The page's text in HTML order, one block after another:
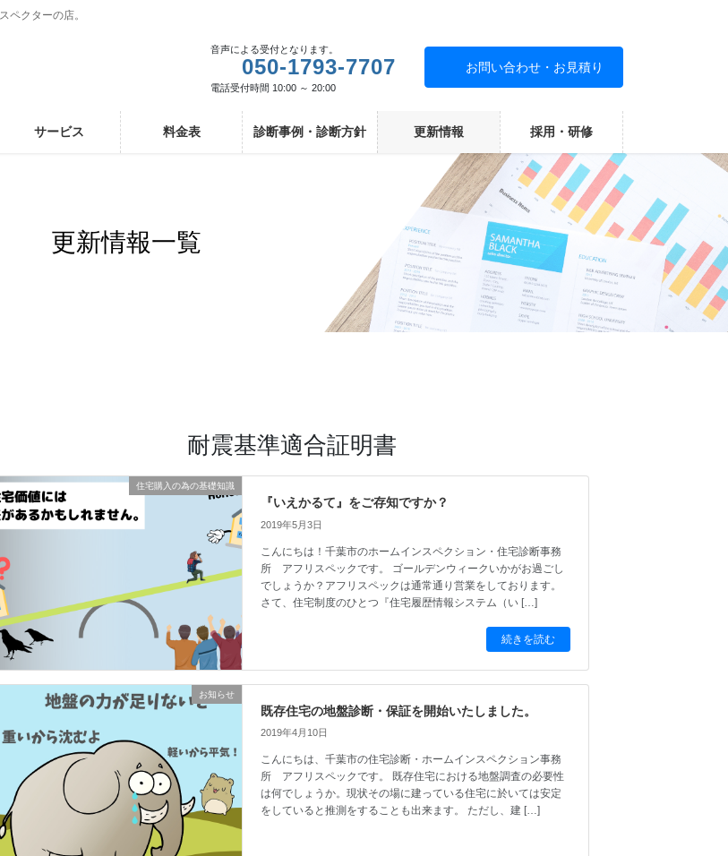
ペクターの店。
音声による受付となります。
050-1793-7707
電話受付時間 10:00 ～ 20:00
お問い合わせ・お見積り
サービス 料金表 診断事例・診断方針 更新情報 採用・研修
更新情報一覧
耐震基準適合証明書
住宅購入の為の基礎知識
『いえかるて』をご存知ですか？
2019年5月3日
こんにちは！千葉市のホームインスペクション・住宅診断事務
所 アフリスペックです。 ゴールデンウィークいかがお過ごし
でしょうか？アフリスペックは通常通り営業をしております。
さて、住宅制度のひとつ『住宅履歴情報システム（い […]
続きを読む
お知らせ
既存住宅の地盤診断・保証を開始いたしました。
2019年4月10日
こんにちは、千葉市の住宅診断・ホームインスペクション事務
所 アフリスペックです。 既存住宅における地盤調査の必要性
は何でしょうか。現状その場に建っている住宅に於いては安定
をしていると推測をすることも出来ます。 ただし、建 […]